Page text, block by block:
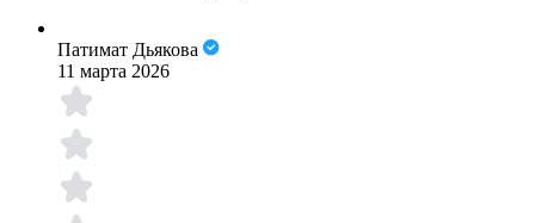
Патимат Дьякова
11 марта 2026